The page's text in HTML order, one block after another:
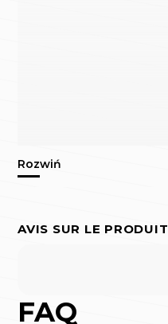
AVIS SUR LE PRODUIT
FAQ